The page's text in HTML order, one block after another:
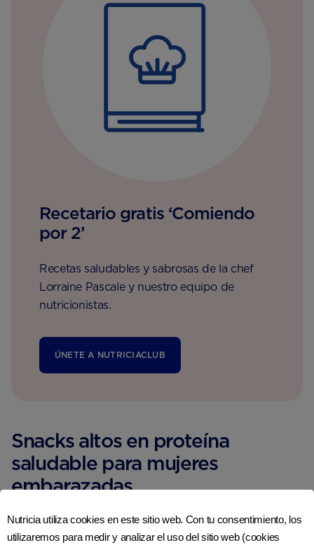
Recetario gratis ‘Comiendo
por 2’
Recetas saludables y sabrosas de la chef
Lorraine Pascale y nuestro equipo de
nutricionistas.
ÚNETE A NUTRICIACLUB
Snacks altos en proteína
saludable para mujeres
embarazadas
Con una función de apoyo vital para cada célula del
Nutricia utiliza cookies en este sitio web. Con tu consentimiento, los
utilizaremos para medir y analizar el uso del sitio web (cookies